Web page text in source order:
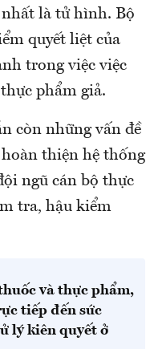
là tử hình. Bộ
quyết liệt của
trong việc việc
phẩm giả.
còn những vấn đề
thiện hệ thống
ngũ cán bộ thực
tra, hậu kiểm
và thực phẩm,
tiếp đến sức
lý kiên quyết ở